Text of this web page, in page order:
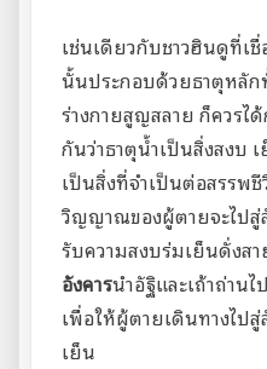
เช่นเดียวกับชาวฮินดูที่เ
นั้นประกอบด้วยธาตุหลัก
ร่างกายสูญสลาย ก็ควรไ
กันว่าธาตุน้ำเป็นสิ่งสงบ
เป็นสิ่งที่จำเป็นต่อสรรพ
วิญญาณของผู้ตายจะไป
รับความสงบร่มเย็นดั่งส
อังคารนำอัฐิและเถ้าถ่าน
เพื่อให้ผู้ตายเดินทางไป
เย็น